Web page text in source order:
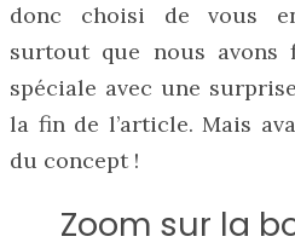
donc choisi de vous
surtout que nous avons
spéciale avec une
la fin de l’article. Mais
du concept !
Zoom sur la